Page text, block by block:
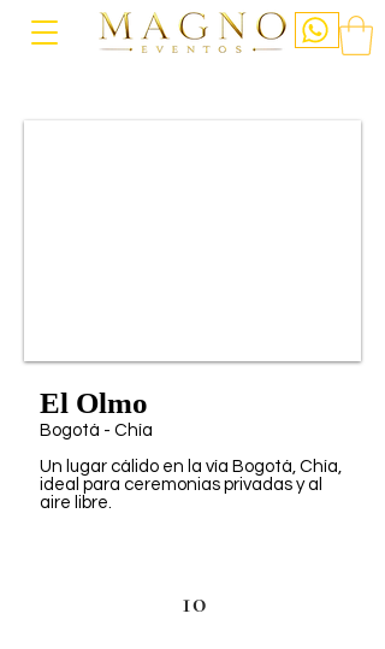
El Olmo
Bogotá - Chía
Un lugar cálido en la vía Bogotá, Chía,
ideal para ceremonias privadas y al
aire libre.
10